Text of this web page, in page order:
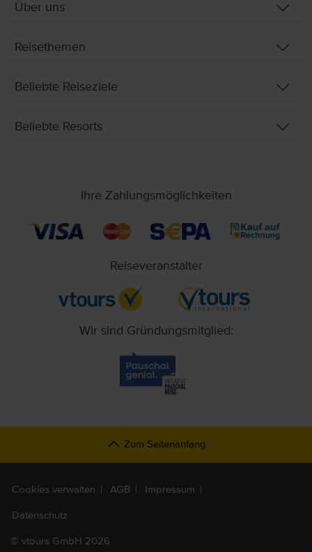
Über uns
Reisethemen
Beliebte Reiseziele
Beliebte Resorts
Ihre Zahlungsmöglichkeiten
Reiseveranstalter
Wir sind Gründungsmitglied:
Zum Seitenanfang
Cookies verwalten AGB Impressum
Datenschutz
© vtours GmbH 2026